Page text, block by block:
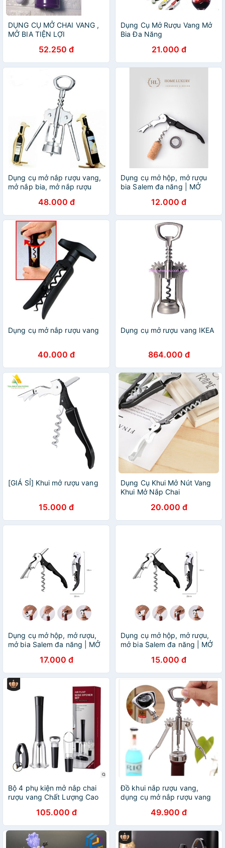
DỤNG CỤ MỞ CHAI VANG ,
MỞ BIA TIỆN LỢI
52.250 đ
Dụng Cụ Mở Rượu Vang Mở
Bia Đa Năng
21.000 đ
Dụng cụ mở nắp rượu vang,
mở nắp bia, mở nắp rượu
48.000 đ
Dụng cụ mở hộp, mở rượu
bia Salem đa năng | MỞ
12.000 đ
Dụng cụ mở nắp rượu vang
40.000 đ
Dụng cụ mở rượu vang IKEA
864.000 đ
[GIÁ SỈ] Khui mở rượu vang
15.000 đ
Dụng Cụ Khui Mở Nút Vang
Khui Mở Nắp Chai
20.000 đ
Dụng cụ mở hộp, mở rượu,
mở bia Salem đa năng | MỞ
17.000 đ
Dụng cụ mở hộp, mở rượu,
mở bia Salem đa năng | MỞ
15.000 đ
Bộ 4 phụ kiện mở nắp chai
rượu vang Chất Lượng Cao
105.000 đ
Đồ khui nắp rượu vang,
dụng cụ mở nắp rượu vang
49.900 đ